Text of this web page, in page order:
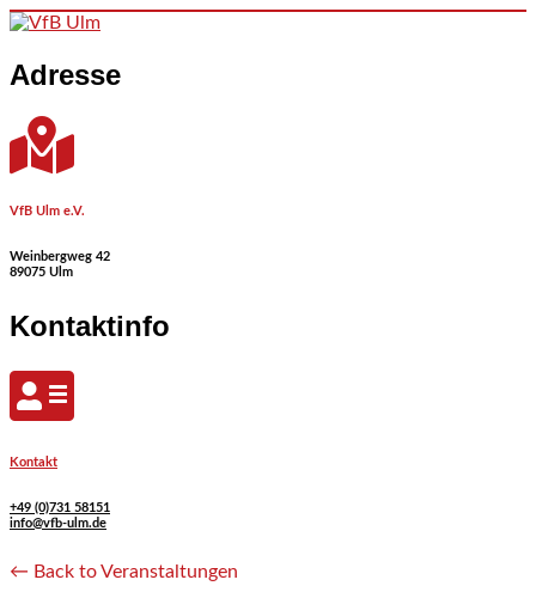
Skip
content
Adresse
VfB Ulm e.V.
Weinbergweg 42
89075 Ulm
Kontaktinfo
Kontakt
+49 (0)731 58151
info@vfb-ulm.de
← Back to Veranstaltungen